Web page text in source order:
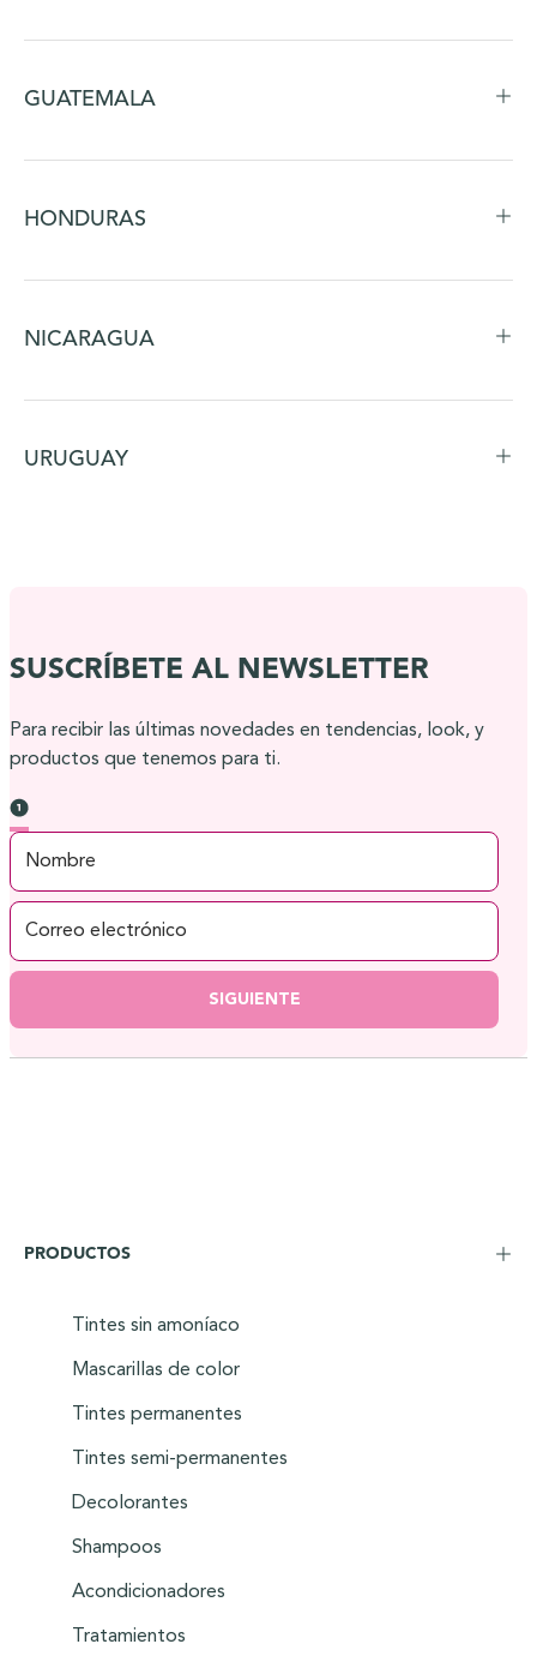
GUATEMALA
HONDURAS
NICARAGUA
URUGUAY
SUSCRÍBETE AL NEWSLETTER
Para recibir las últimas novedades en tendencias, look, y
productos que tenemos para ti.
SIGUIENTE
PRODUCTOS
Tintes sin amoníaco
Mascarillas de color
Tintes permanentes
Tintes semi-permanentes
Decolorantes
Shampoos
Acondicionadores
Tratamientos